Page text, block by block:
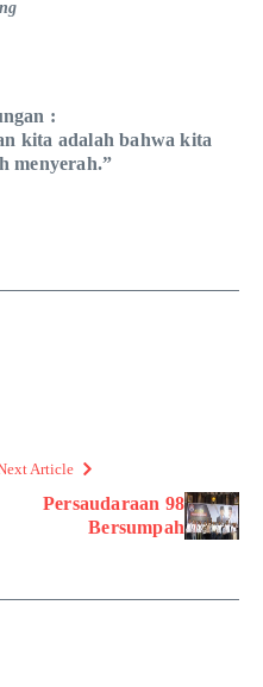
:
kita adalah bahwa kita
menyerah.”
Article
Persaudaraan 98
Bersumpah